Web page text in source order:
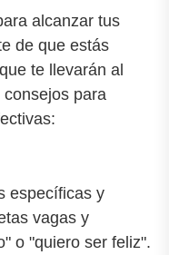
alcanzar tus
de que estás
te llevarán al
para
específicas y
vagas y
o "quiero ser feliz".